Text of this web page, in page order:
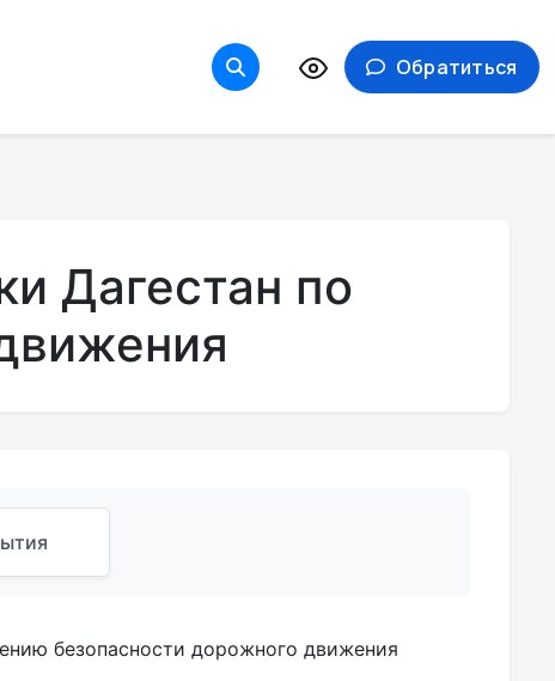
Обратиться
Дагестан по
безопасности дорожного движения